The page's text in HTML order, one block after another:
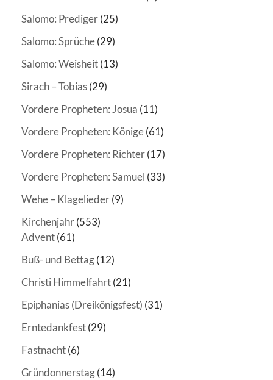
Salomo: Prediger(25)
Salomo: Sprüche(29)
Salomo: Weisheit(13)
Sirach – Tobias(29)
Vordere Propheten: Josua (11)
Vordere Propheten: Könige(61)
Vordere Propheten: Richter(17)
Vordere Propheten: Samuel (33)
Wehe – Klagelieder(9)
Kirchenjahr(553)
Advent(61)
Buß- und Bettag(12)
Christi Himmelfahrt(21)
Epiphanias (Dreikönigsfest) (31)
Erntedankfest(29)
Fastnacht(6)
Gründonnerstag(14)